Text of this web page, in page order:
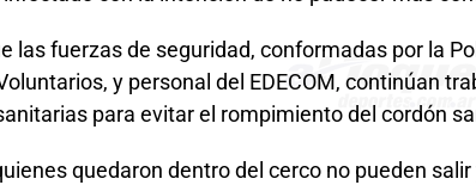
las fuerzas de seguridad, conformadas por la
y personal del EDECOM, continúan
para evitar el rompimiento del cordón
quedaron dentro del cerco no pueden